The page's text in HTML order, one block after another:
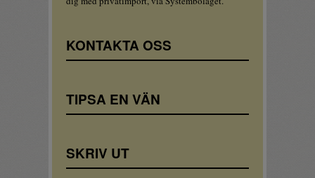
KONTAKTA OSS
TIPSA EN VÄN
SKRIV UT